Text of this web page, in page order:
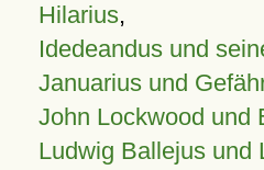
Hilarius,
Idedeandus und
Januarius und
John Lockwood und
Ludwig Ballejus und